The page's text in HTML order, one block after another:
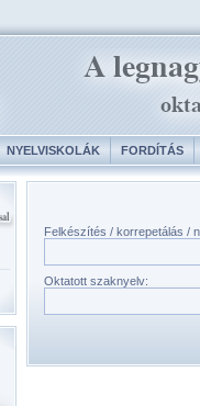
NYELVISKOLÁK FORDÍTÁS
Felkészítés / korrepetálás /
Oktatott szaknyelv: